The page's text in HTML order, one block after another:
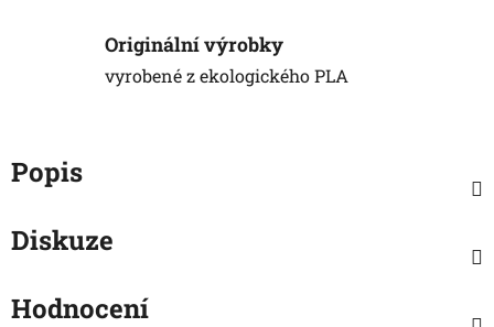
Originální výrobky
vyrobené z ekologického PLA
Popis
Diskuze
Hodnocení